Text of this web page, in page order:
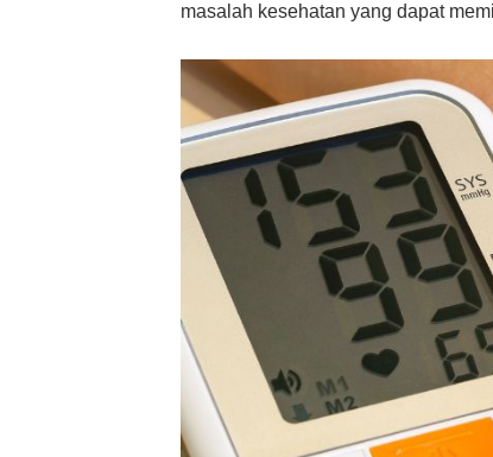
masalah kesehatan yang dapat